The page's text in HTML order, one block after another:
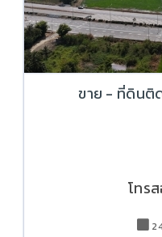
ขาย - ที่ดินติ
โทร